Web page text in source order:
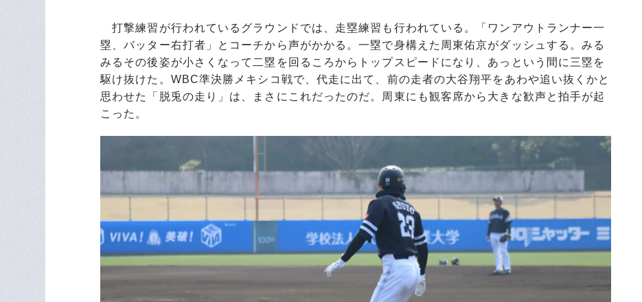
打撃練習が行われているグラウンドでは、走塁練習も行われている。「ワンアウトランナー一
塁、バッター右打者」とコーチから声がかかる。一塁で身構えた周東佑京がダッシュする。みる
みるその後姿が小さくなって二塁を回るころからトップスピードになり、あっという間に三塁を
駆け抜けた。WBC準決勝メキシコ戦で、代走に出て、前の走者の大谷翔平をあわや追い抜くかと
思わせた「脱兎の走り」は、まさにこれだったのだ。周東にも観客席から大きな歓声と拍手が起
こった。